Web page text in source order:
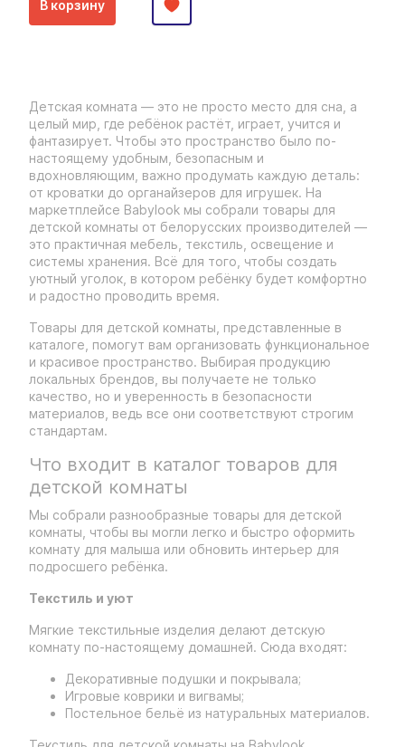
В корзину
Детская комната — это не просто место для сна, а
целый мир, где ребёнок растёт, играет, учится и
фантазирует. Чтобы это пространство было по-
настоящему удобным, безопасным и
вдохновляющим, важно продумать каждую деталь:
от кроватки до органайзеров для игрушек. На
маркетплейсе Babylook мы собрали товары для
детской комнаты от белорусских производителей —
это практичная мебель, текстиль, освещение и
системы хранения. Всё для того, чтобы создать
уютный уголок, в котором ребёнку будет комфортно
и радостно проводить время.
Товары для детской комнаты, представленные в
каталоге, помогут вам организовать функциональное
и красивое пространство. Выбирая продукцию
локальных брендов, вы получаете не только
качество, но и уверенность в безопасности
материалов, ведь все они соответствуют строгим
стандартам.
Что входит в каталог товаров для
детской комнаты
Мы собрали разнообразные товары для детской
комнаты, чтобы вы могли легко и быстро оформить
комнату для малыша или обновить интерьер для
подросшего ребёнка.
Текстиль и уют
Мягкие текстильные изделия делают детскую
комнату по-настоящему домашней. Сюда входят:
Декоративные подушки и покрывала;
Игровые коврики и вигвамы;
Постельное бельё из натуральных материалов.